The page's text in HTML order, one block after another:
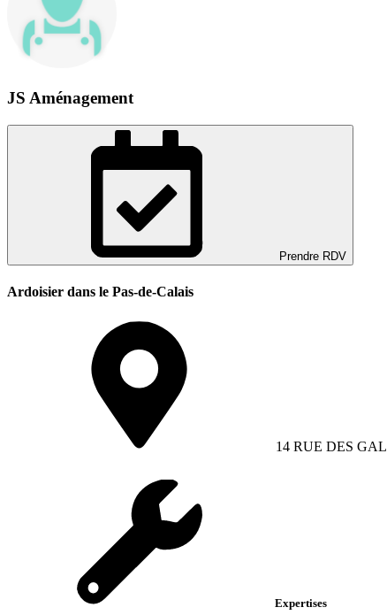
JS Aménagement
Prendre RDV
Ardoisier dans le Pas-de-Calais
14 RUE DES
Expertises